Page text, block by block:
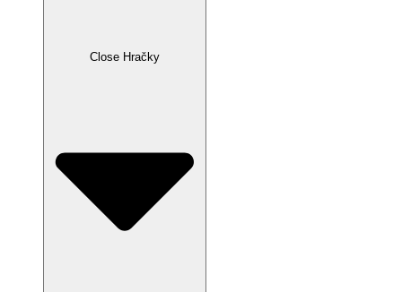
Close Hračky